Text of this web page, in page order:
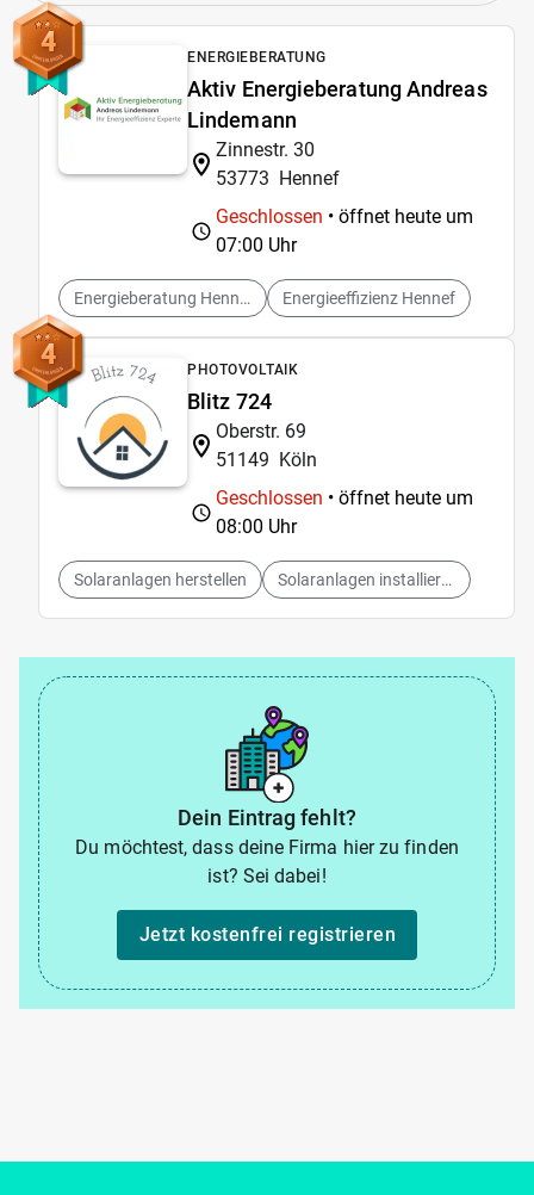
4 ENERGIEBERATUNG
Aktiv Energieberatung Andreas
Lindemann
Zinnestr. 30
53773 Hennef
Geschlossen • öffnet heute um
07:00 Uhr
Energieberatung Hennef Energieeffizienz Hennef
4 PHOTOVOLTAIK
Blitz 724
Oberstr. 69
51149 Köln
Geschlossen • öffnet heute um
08:00 Uhr
Solaranlagen herstellen Solaranlagen installieren
Dein Eintrag fehlt?
Du möchtest, dass deine Firma hier zu finden
ist? Sei dabei!
Jetzt kostenfrei registrieren